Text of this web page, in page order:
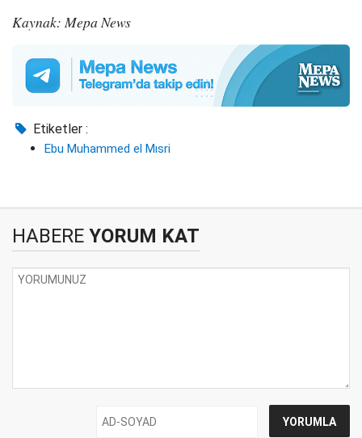
Kaynak: Mepa News
Etiketler :
Ebu Muhammed el Mısri
HABERE YORUM KAT